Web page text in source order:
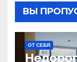
ВЫ
ОТ СЕБЯ